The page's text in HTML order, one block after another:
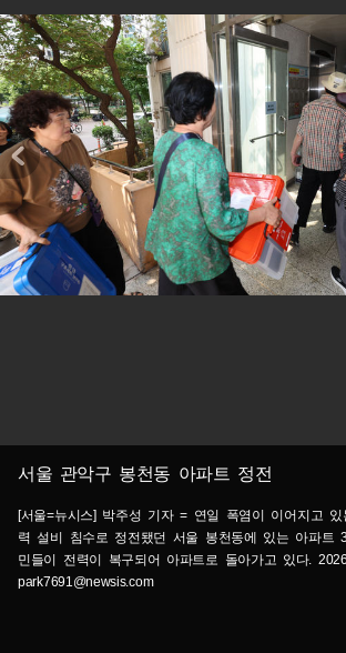
서울 관악구 봉천동 아파트 정전
[서울=뉴시스] 박주성 기자 = 연일 폭염이 이어지고
력 설비 침수로 정전됐던 서울 봉천동에 있는 아파트
민들이 전력이 복구되어 아파트로 돌아가고 있다.
park7691@newsis.com